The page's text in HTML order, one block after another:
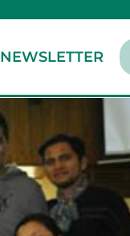
NEWSLETTER